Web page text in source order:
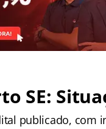
SE:
publicado, com